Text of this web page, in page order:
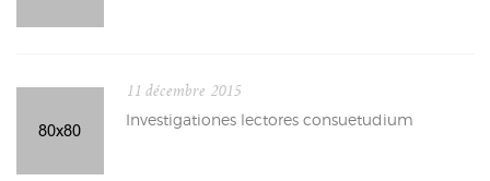
11 décembre 2015
Investigationes lectores consuetudium